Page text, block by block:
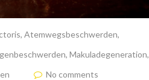
, Atemwegsbeschwerden,
, Makuladegeneration,
No comments